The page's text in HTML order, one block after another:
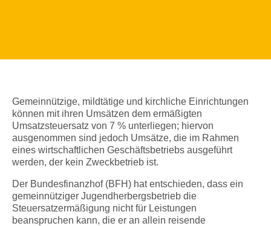
Gemeinnützige, mildtätige und kirchliche Einrichtungen
können mit ihren Umsätzen dem ermäßigten
Umsatzsteuersatz von 7 % unterliegen; hiervon
ausgenommen sind jedoch Umsätze, die im Rahmen
eines wirtschaftlichen Geschäftsbetriebs ausgeführt
werden, der kein Zweckbetrieb ist.
Der Bundesfinanzhof (BFH) hat entschieden, dass ein
gemeinnütziger Jugendherbergsbetrieb die
Steuersatzermäßigung nicht für Leistungen
beanspruchen kann, die er an allein reisende